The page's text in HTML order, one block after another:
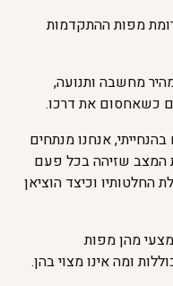
מפות ההתקדמות
מחשבה ותנועה,
כשאחסום את דרכו.
אנחנו מנתחים
המצב שזיהה בכל פעם
החלטותיו וכיצד הוציאן
מהן מפות
ומה אינו מצוי בהן.